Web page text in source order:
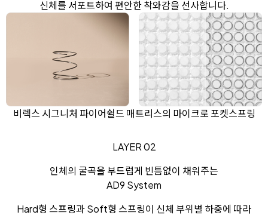
신체를 서포트하여 편안한 착와감을 선사합니다.
비렉스 시그니처 파이어쉴드 매트리스의 마이크로 포켓스프링
LAYER 02
인체의 굴곡을 부드럽게 빈틈없이 채워주는
AD9 System
Hard형 스프링과 Soft형 스프링이 신체 부위별 하중에 따라